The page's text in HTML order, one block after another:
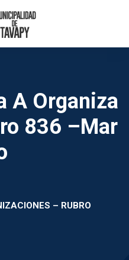
A Organiza
836 –Mar
– RUBRO